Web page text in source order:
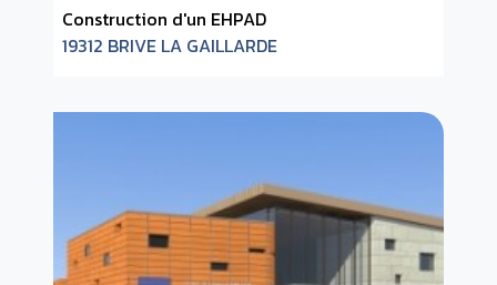
Construction d'un EHPAD
19312 BRIVE LA GAILLARDE